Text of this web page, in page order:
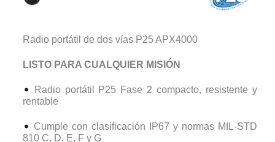
Radio portátil de dos vías P25 APX4000
LISTO PARA CUALQUIER MISIÓN
Radio portátil P25 Fase 2 compacto, resistente y
rentable
Cumple con clasificación IP67 y normas MIL-STD
810 C, D, E, F y G